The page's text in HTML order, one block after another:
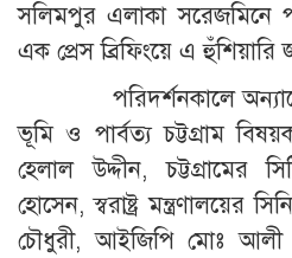
সলিমপুর এলাকা সরেজমিনে
এক প্রেস ব্রিফিংয়ে এ হুঁশিয়ারি
পরিদর্শনকালে
ভূমি ও পার্বত্য চট্টগ্রাম
হেলাল উদ্দীন, চট্টগ্রামের
হোসেন, স্বরাষ্ট্র মন্ত্রণালয়ের
চৌধুরী, আইজিপি মোঃ আলী